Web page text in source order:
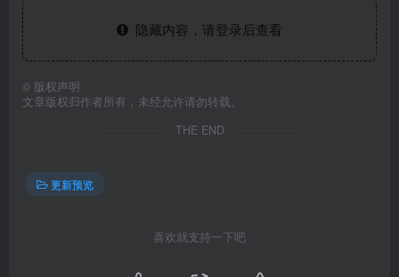
隐藏内容，请登录后查看
© 版权声明
文章版权归作者所有，未经允许请勿转载。
THE END
更新预览
喜欢就支持一下吧